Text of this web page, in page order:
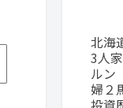
北海
3人
ルン
婦２